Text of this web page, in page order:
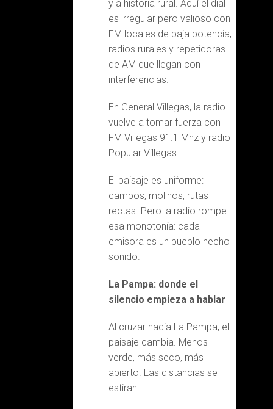
y a historia rural. Aquí el dial
es irregular pero valioso con
FM locales de baja potencia,
radios rurales y repetidoras
de AM que llegan con
interferencias.
En General Villegas, la radio
vuelve a tomar fuerza con
FM Villegas 91.1 Mhz y radio
Popular Villegas.
El paisaje es uniforme:
campos, molinos, rutas
rectas. Pero la radio rompe
esa monotonía: cada
emisora es un pueblo hecho
sonido.
La Pampa: donde el
silencio empieza a hablar
Al cruzar hacia La Pampa, el
paisaje cambia. Menos
verde, más seco, más
abierto. Las distancias se
estiran.